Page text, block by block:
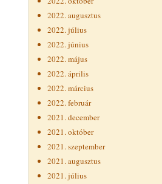
2022. augusztus
2022. július
2022. június
2022. május
2022. április
2022. március
2022. február
2021. december
2021. október
2021. szeptember
2021. augusztus
2021. július